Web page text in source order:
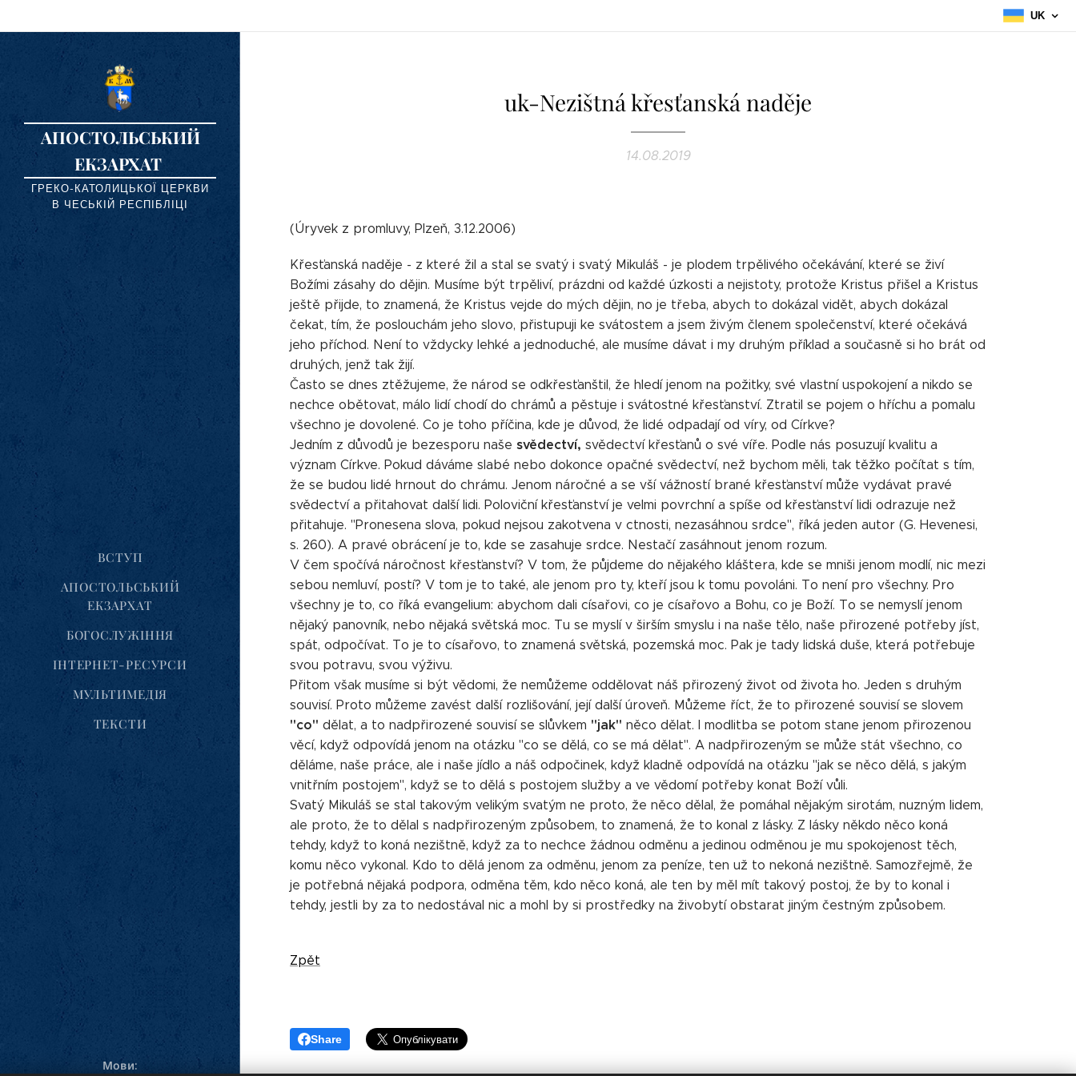
UK
АПОСТОЛЬСЬКИЙ
ЕКЗАРХАТ
ГРЕКО-КАТОЛИЦЬКОЇ ЦЕРКВИ
В ЧЕСЬКІЙ РЕСПІБЛІЦІ
ВСТУП
АПОСТОЛЬСЬКИЙ
ЕКЗАРХАТ
БОГОСЛУЖІННЯ
ІНТЕРНЕТ-РЕСУРСИ
МУЛЬТИМЕДІЯ
ТЕКСТИ
uk-Nezištná křesťanská naděje
14.08.2019
(Úryvek z promluvy, Plzeň, 3.12.2006)
Křesťanská naděje - z které žil a stal se svatý i svatý Mikuláš - je plodem trpělivého očekávání, které se živí
Božími zásahy do dějin. Musíme být trpěliví, prázdni od každé úzkosti a nejistoty, protože Kristus přišel a Kristus
ještě přijde, to znamená, že Kristus vejde do mých dějin, no je třeba, abych to dokázal vidět, abych dokázal
čekat, tím, že poslouchám jeho slovo, přistupuji ke svátostem a jsem živým členem společenství, které očekává
jeho příchod. Není to vždycky lehké a jednoduché, ale musíme dávat i my druhým příklad a současně si ho brát od
druhých, jenž tak žijí.
Často se dnes ztěžujeme, že národ se odkřesťanštil, že hledí jenom na požitky, své vlastní uspokojení a nikdo se
nechce obětovat, málo lidí chodí do chrámů a pěstuje i svátostné křesťanství. Ztratil se pojem o hříchu a pomalu
všechno je dovolené. Co je toho příčina, kde je důvod, že lidé odpadají od víry, od Církve?
Jedním z důvodů je bezesporu naše svědectví, svědectví křesťanů o své víře. Podle nás posuzují kvalitu a
význam Církve. Pokud dáváme slabé nebo dokonce opačné svědectví, než bychom měli, tak těžko počítat s tím,
že se budou lidé hrnout do chrámu. Jenom náročné a se vší vážností brané křesťanství může vydávat pravé
svědectví a přitahovat další lidi. Poloviční křesťanství je velmi povrchní a spíše od křesťanství lidi odrazuje než
přitahuje. "Pronesena slova, pokud nejsou zakotvena v ctnosti, nezasáhnou srdce", říká jeden autor (G. Hevenesi,
s. 260). A pravé obrácení je to, kde se zasahuje srdce. Nestačí zasáhnout jenom rozum.
V čem spočívá náročnost křesťanství? V tom, že půjdeme do nějakého kláštera, kde se mniši jenom modlí, nic mezi
sebou nemluví, postí? V tom je to také, ale jenom pro ty, kteří jsou k tomu povoláni. To není pro všechny. Pro
všechny je to, co říká evangelium: abychom dali císařovi, co je císařovo a Bohu, co je Boží. To se nemyslí jenom
nějaký panovník, nebo nějaká světská moc. Tu se myslí v širším smyslu i na naše tělo, naše přirozené potřeby jíst,
spát, odpočívat. To je to císařovo, to znamená světská, pozemská moc. Pak je tady lidská duše, která potřebuje
svou potravu, svou výživu.
Přitom však musíme si být vědomi, že nemůžeme oddělovat náš přirozený život od života ho. Jeden s druhým
souvisí. Proto můžeme zavést další rozlišování, její další úroveň. Můžeme říct, že to přirozené souvisí se slovem
"co" dělat, a to nadpřirozené souvisí se slůvkem "jak" něco dělat. I modlitba se potom stane jenom přirozenou
věcí, když odpovídá jenom na otázku "co se dělá, co se má dělat". A nadpřirozeným se může stát všechno, co
děláme, naše práce, ale i naše jídlo a náš odpočinek, když kladně odpovídá na otázku "jak se něco dělá, s jakým
vnitřním postojem", když se to dělá s postojem služby a ve vědomí potřeby konat Boží vůli.
Svatý Mikuláš se stal takovým velikým svatým ne proto, že něco dělal, že pomáhal nějakým sirotám, nuzným lidem,
ale proto, že to dělal s nadpřirozeným způsobem, to znamená, že to konal z lásky. Z lásky někdo něco koná
tehdy, když to koná nezištně, když za to nechce žádnou odměnu a jedinou odměnou je mu spokojenost těch,
komu něco vykonal. Kdo to dělá jenom za odměnu, jenom za peníze, ten už to nekoná nezištně. Samozřejmě, že
je potřebná nějaká podpora, odměna těm, kdo něco koná, ale ten by měl mít takový postoj, že by to konal i
tehdy, jestli by za to nedostával nic a mohl by si prostředky na živobytí obstarat jiným čestným způsobem.
Zpět
Share
Мови